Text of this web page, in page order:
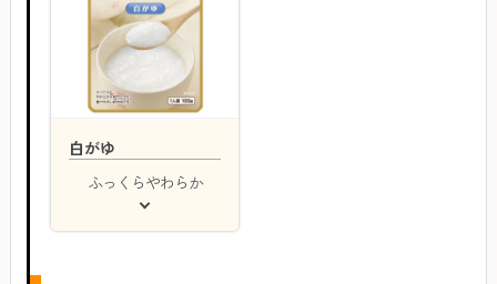
白がゆ
ふっくらやわらか